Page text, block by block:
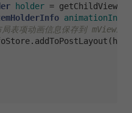
holder =
animationInfo
表项动画信息保存到